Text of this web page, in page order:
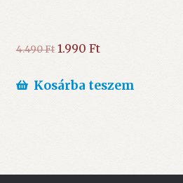
4.490Ft Original
was:
1.990 FtCurrent
is:
Kosárba teszem